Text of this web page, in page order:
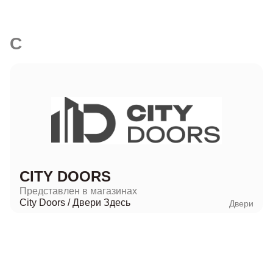
C
CITY DOORS
Представлен в магазинах
City Doors /Двери Здесь Двери